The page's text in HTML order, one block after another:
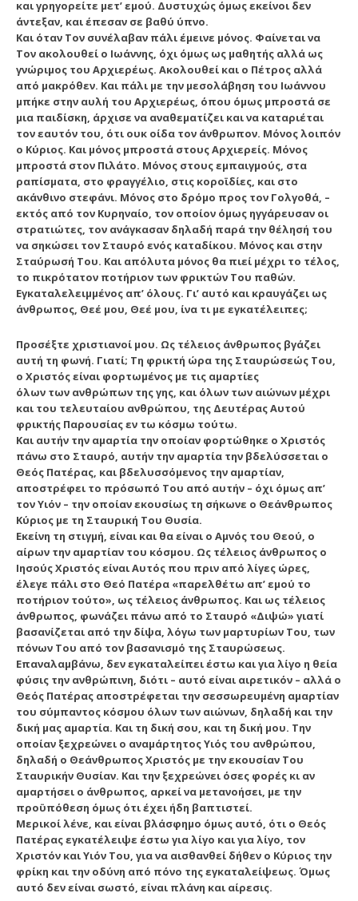
και γρηγορείτε μετ’ εμού. Δυστυχώς όμως εκείνοι δεν
άντεξαν, και έπεσαν σε βαθύ ύπνο.
Και όταν Τον συνέλαβαν πάλι έμεινε μόνος. Φαίνεται να
Τον ακολουθεί ο Ιωάννης, όχι όμως ως μαθητής αλλά ως
γνώριμος του Αρχιερέως. Ακολουθεί και ο Πέτρος αλλά
από μακρόθεν. Και πάλι με την μεσολάβηση του Ιωάννου
μπήκε στην αυλή του Αρχιερέως, όπου όμως μπροστά σε
μια παιδίσκη, άρχισε να αναθεματίζει και να καταριέται
τον εαυτόν του, ότι ουκ οίδα τον άνθρωπον. Μόνος λοιπόν
ο Κύριος. Και μόνος μπροστά στους Αρχιερείς. Μόνος
μπροστά στον Πιλάτο. Μόνος στους εμπαιγμούς, στα
ραπίσματα, στο φραγγέλιο, στις κοροϊδίες, και στο
ακάνθινο στεφάνι. Μόνος στο δρόμο προς τον Γολγοθά, –
εκτός από τον Κυρηναίο, τον οποίον όμως ηγγάρευσαν οι
στρατιώτες, τον ανάγκασαν δηλαδή παρά την θέλησή του
να σηκώσει τον Σταυρό ενός καταδίκου. Μόνος και στην
Σταύρωσή Του. Και απόλυτα μόνος θα πιεί μέχρι το τέλος,
το πικρότατον ποτήριον των φρικτών Του παθών.
Εγκαταλελειμμένος απ’ όλους. Γι’ αυτό και κραυγάζει ως
άνθρωπος, Θεέ μου, Θεέ μου, ίνα τι με εγκατέλειπες;
Προσέξτε χριστιανοί μου. Ως τέλειος άνθρωπος βγάζει
αυτή τη φωνή. Γιατί; Τη φρικτή ώρα της Σταυρώσεώς Του,
ο Χριστός είναι φορτωμένος με τις αμαρτίες
όλων των ανθρώπων της γης, και όλων των αιώνων μέχρι
και του τελευταίου ανθρώπου, της Δευτέρας Αυτού
φρικτής Παρουσίας εν τω κόσμω τούτω.
Και αυτήν την αμαρτία την οποίαν φορτώθηκε ο Χριστός
πάνω στο Σταυρό, αυτήν την αμαρτία την βδελύσσεται ο
Θεός Πατέρας, και βδελυσσόμενος την αμαρτίαν,
αποστρέφει το πρόσωπό Του από αυτήν – όχι όμως απ’
τον Υιόν – την οποίαν εκουσίως τη σήκωνε ο Θεάνθρωπος
Κύριος με τη Σταυρική Του Θυσία.
Εκείνη τη στιγμή, είναι και θα είναι ο Αμνός του Θεού, ο
αίρων την αμαρτίαν του κόσμου. Ως τέλειος άνθρωπος ο
Ιησούς Χριστός είναι Αυτός που πριν από λίγες ώρες,
έλεγε πάλι στο Θεό Πατέρα «παρελθέτω απ’ εμού το
ποτήριον τούτο», ως τέλειος άνθρωπος. Και ως τέλειος
άνθρωπος, φωνάζει πάνω από το Σταυρό «Διψώ» γιατί
βασανίζεται από την δίψα, λόγω των μαρτυρίων Του, των
πόνων Του από τον βασανισμό της Σταυρώσεως.
Επαναλαμβάνω, δεν εγκαταλείπει έστω και για λίγο η θεία
φύσις την ανθρώπινη, διότι – αυτό είναι αιρετικόν – αλλά ο
Θεός Πατέρας αποστρέφεται την σεσσωρευμένη αμαρτίαν
του σύμπαντος κόσμου όλων των αιώνων, δηλαδή και την
δική μας αμαρτία. Και τη δική σου, και τη δική μου. Την
οποίαν ξεχρεώνει ο αναμάρτητος Υιός του ανθρώπου,
δηλαδή ο Θεάνθρωπος Χριστός με την εκουσίαν Του
Σταυρικήν Θυσίαν. Και την ξεχρεώνει όσες φορές κι αν
αμαρτήσει ο άνθρωπος, αρκεί να μετανοήσει, με την
προϋπόθεση όμως ότι έχει ήδη βαπτιστεί.
Μερικοί λένε, και είναι βλάσφημο όμως αυτό, ότι ο Θεός
Πατέρας εγκατέλειψε έστω για λίγο και για λίγο, τον
Χριστόν και Υιόν Του, για να αισθανθεί δήθεν ο Κύριος την
φρίκη και την οδύνη από πόνο της εγκαταλείψεως. Όμως
αυτό δεν είναι σωστό, είναι πλάνη και αίρεσις.